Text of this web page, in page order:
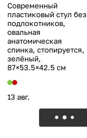
Современный
пластиковый стул без
подлокотников,
овальная
анатомическая
спинка, стопируется,
зелёный,
87×53.5×42.5 см
13 авг.